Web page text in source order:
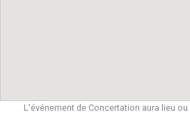
L'événement de Concertation aura lieu